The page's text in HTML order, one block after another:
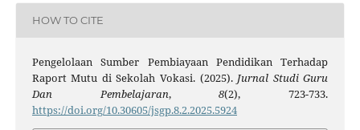
HOW TO CITE
Pengelolaan Sumber Pembiayaan Pendidikan Terhadap
Raport Mutu di Sekolah Vokasi. (2025). Jurnal Studi Guru
Dan Pembelajaran,8(2), 723-733.
https://doi.org/10.30605/jsgp.8.2.2025.5924